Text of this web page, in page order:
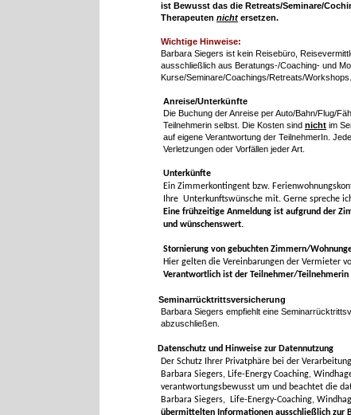
ist Bewusst das die Retreats/Seminare/
Therapeuten nicht ersetzen.
Wichtige Hinweise:
Barbara Siegers ist kein Reisebüro,
ausschließlich aus Beratungs-/Coaching- und
Kurse/Seminare/Coachings/Retreats/Workshops.
Anreise/Unterkünfte
Die Buchung der Anreise per Auto/Bahn/Flug/
Teilnehmerin selbst. Die Kosten sind nicht im
auf eigene Verantwortung der TeilnehmerIn.
Verletzungen oder Vorfällen jeder Art.
Unterkünfte
Ein Zimmerkontingent bzw.
Ihre Unterkunftswünsche mit. Gerne spreche
Eine frühzeitige Anmeldung ist aufgrund der
und wünschenswert.
Stornierung von gebuchten Zimmern/
Hier gelten die Vereinbarungen der Vermieter
Verantwortlich ist der Teilnehmer/Teilnehmerin
Seminarrücktrittsversicherung
Barbara Siegers empfiehlt eine
abzuschließen.
Datenschutz und Hinweise zur Datennutzung
Der Schutz Ihrer Privatphäre bei der
Barbara Siegers, Life-Energy Coaching,
verantwortungsbewusst um und beachtet die
Barbara Siegers, Life-Energy-Coaching,
übermittelten Informationen ausschließlich zur